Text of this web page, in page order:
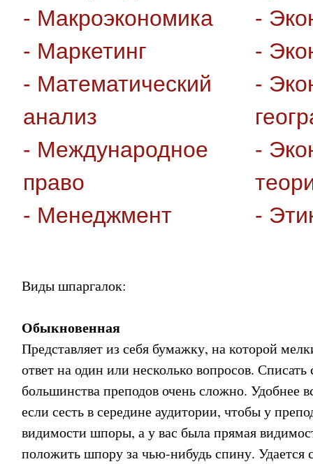
- Макроэкономика
- Маркетинг
- Математический
анализ
- Международное
право
- Менеджмент
-
-
-
-
-
Виды шпаргалок:
Обыкновенная
Представляет из себя бумажку, на которой
ответ на один или несколько вопросов.
большинства преподов очень сложно. Удобнее
если сесть в середине аудитории, чтобы у
видимости шпоры, а у вас была прямая
положить шпору за чью-нибудь спину. Удается